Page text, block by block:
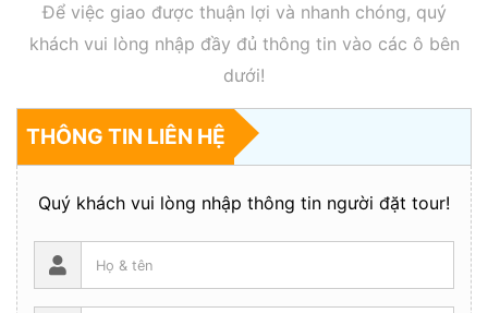
Để việc giao được thuận lợi và nhanh chóng, quý
khách vui lòng nhập đầy đủ thông tin vào các ô bên
dưới!
THÔNG TIN LIÊN HỆ
Quý khách vui lòng nhập thông tin người đặt tour!